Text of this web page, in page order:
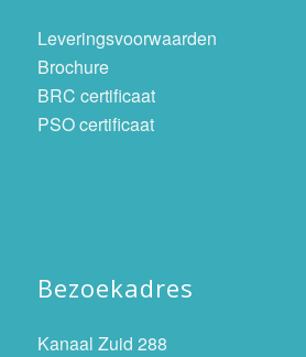
Leveringsvoorwaarden
Brochure
BRC certificaat
PSO certificaat
Bezoekadres
Kanaal Zuid 288